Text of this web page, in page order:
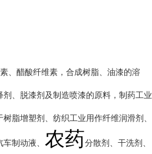
、醋酸纤维素，合成树脂、油漆的溶
、脱漆剂及制造喷漆的原料，制药工业
脂增塑剂、纺织工业用作纤维润滑剂、
制动液、 农药分散剂、干洗剂、